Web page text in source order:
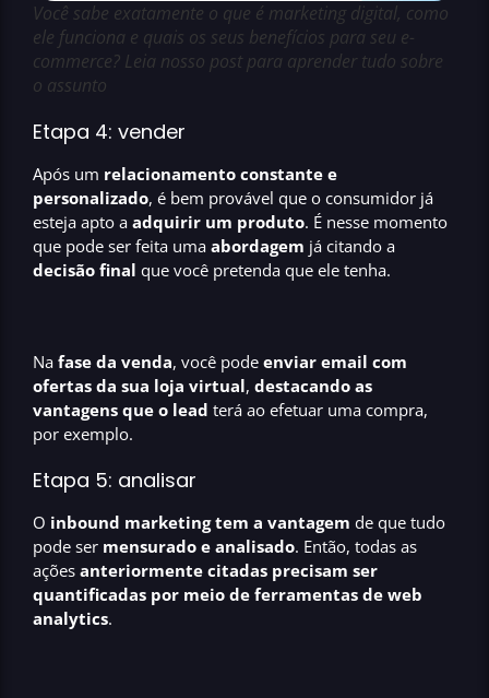
Você sabe exatamente o que é marketing digital, como
ele funciona e quais os seus benefícios para seu e-
commerce? Leia nosso post para aprender tudo sobre
o assunto
Etapa 4: vender
Após um relacionamento constante e
personalizado, é bem provável que o consumidor já
esteja apto a adquirir um produto. É nesse momento
que pode ser feita uma abordagem já citando a
decisão final que você pretenda que ele tenha.
Na fase da venda, você pode enviar email com
ofertas da sua loja virtual, destacando as
vantagens que o lead terá ao efetuar uma compra,
por exemplo.
Etapa 5: analisar
O inbound marketing tem a vantagem de que tudo
pode ser mensurado e analisado. Então, todas as
ações anteriormente citadas precisam ser
quantificadas por meio de ferramentas de web
analytics.